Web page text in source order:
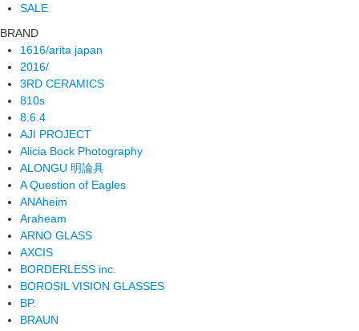
SALE
BRAND
1616/arita japan
2016/
3RD CERAMICS
810s
8.6.4
AJI PROJECT
Alicia Bock Photography
ALONGU 明論具
A Question of Eagles
ANAheim
Araheam
ARNO GLASS
AXCIS
BORDERLESS inc.
BOROSIL VISION GLASSES
BP.
BRAUN